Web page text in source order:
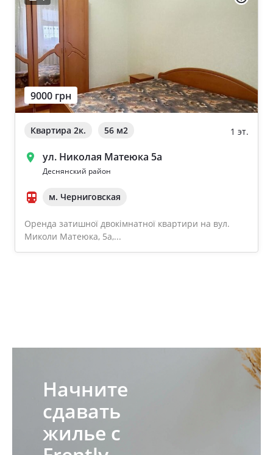
9000 грн
Квартира 2к. 56 м2 1 эт.
ул. Николая Матеюка 5а
Деснянский район
м. Черниговская
Оренда затишної двокімнатної квартири на вул.
Миколи Матеюка, 5а,...
Начните
сдавать
жилье с